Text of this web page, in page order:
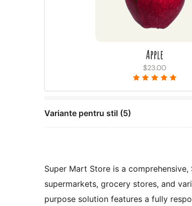
Variante pentru stil (5)
Super Mart Store is a
supermarkets, grocery stores, and
purpose solution features a fully